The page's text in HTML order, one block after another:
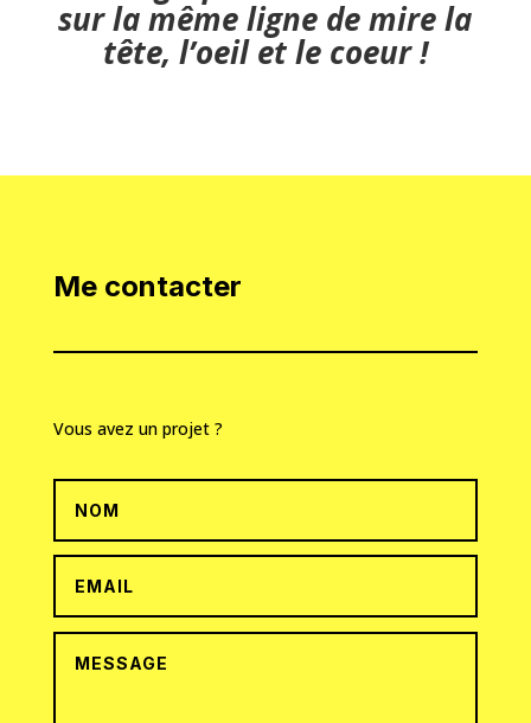
sur la même ligne de mire la
tête, l’oeil et le coeur !
Me contacter
Vous avez un projet ?